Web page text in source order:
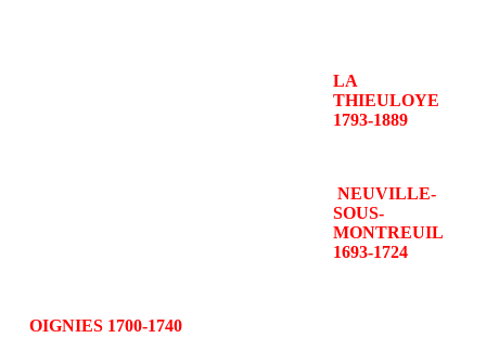
LA
THIEULOYE
1793-1889
NEUVILLE-
SOUS-
MONTREUIL
1693-1724
OIGNIES 1700-1740